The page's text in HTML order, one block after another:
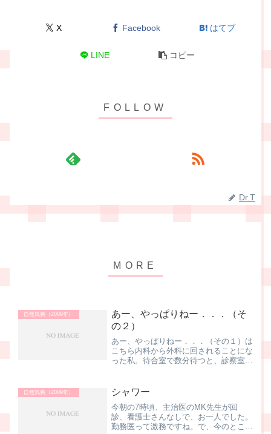
X Facebook はてブ
LINE コピー
Dr.T
自然気胸（2009年）
あー、やっぱりねー．．．（そ
の２）
あー、やっぱりねー．．．（その１）は
こちら内科から外科に回されることにな
った私。待合室で数分待つと、診察室に
科の方で聞いていると思うけど、自然気
胸と言う肺が潰れる病気で．...
自然気胸（2009年） シャワー
今朝の7時頃、主治医のMK先生が回
診、看護士さんなしで、お一人でした。
勤務医って激務ですね。で、今のところ